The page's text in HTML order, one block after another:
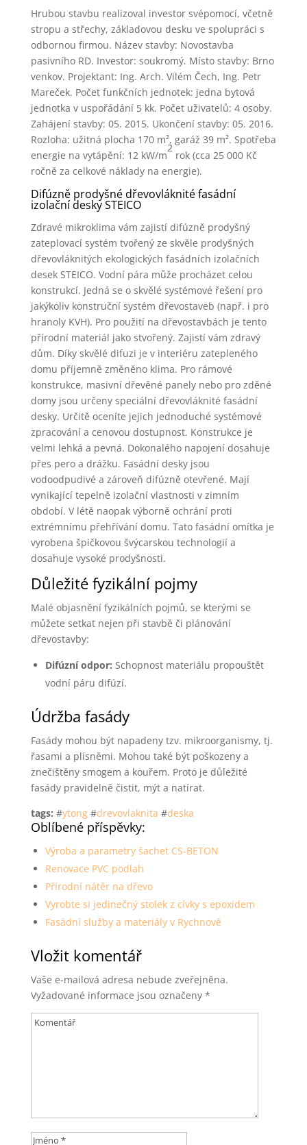
Hrubou stavbu realizoval investor svépomocí, včetně
stropu a střechy, základovou desku ve spolupráci s
odbornou firmou. Název stavby: Novostavba
pasivního RD. Investor: soukromý. Místo stavby: Brno
venkov. Projektant: Ing. Arch. Vilém Čech, Ing. Petr
Mareček. Počet funkčních jednotek: jedna bytová
jednotka v uspořádání 5 kk. Počet uživatelů: 4 osoby.
Zahájení stavby: 05. 2015. Ukončení stavby: 05. 2016.
Rozloha: užitná plocha 170 m², garáž 39 m². Spotřeba
energie na vytápění: 12 kW/m
2
rok (cca 25 000 Kč
ročně za celkové náklady na energie).
Difúzně prodyšné dřevovláknité fasádní
izolační desky STEICO
Zdravé mikroklima vám zajistí difúzně prodyšný
zateplovací systém tvořený ze skvěle prodyšných
dřevovláknitých ekologických fasádních izolačních
desek STEICO. Vodní pára může procházet celou
konstrukcí. Jedná se o skvělé systémové řešení pro
jakýkoliv konstruční systém dřevostaveb (např. i pro
hranoly KVH). Pro použití na dřevostavbách je tento
přírodní materiál jako stvořený. Zajistí vám zdravý
dům. Díky skvělé difuzi je v interiéru zatepleného
domu příjemně změněno klima. Pro rámové
konstrukce, masivní dřevěné panely nebo pro zděné
domy jsou určeny speciální dřevovláknité fasádní
desky. Určitě oceníte jejich jednoduché systémové
zpracování a cenovou dostupnost. Konstrukce je
velmi lehká a pevná. Dokonalého napojení dosahuje
přes pero a drážku. Fasádní desky jsou
vodoodpudivé a zároveň difúzně otevřené. Mají
vynikající tepelně izolační vlastnosti v zimním
období. V létě naopak výborně ochrání proti
extrémnímu přehřívání domu. Tato fasádní omítka je
vyrobena špičkovou švýcarskou technologií a
dosahuje vysoké prodyšnosti.
Důležité fyzikální pojmy
Malé objasnění fyzikálních pojmů, se kterými se
můžete setkat nejen při stavbě či plánování
dřevostavby:
Difúzní odpor: Schopnost materiálu propouštět
vodní páru difúzí.
Údržba fasády
Fasády mohou být napadeny tzv. mikroorganismy, tj.
řasami a plísněmi. Mohou také být poškozeny a
znečištěny smogem a kouřem. Proto je důležité
fasády pravidelně čistit, mýt a natírat.
tags: #ytong#drevovlaknita #deska
Oblíbené příspěvky:
Výroba a parametry šachet CS-BETON
Renovace PVC podlah
Přírodní nátěr na dřevo
Vyrobte si jedinečný stolek z cívky s epoxidem
Fasádní služby a materiály v Rychnově
Vložit komentář
Vaše e-mailová adresa nebude zveřejněna.
Vyžadované informace jsou označeny *